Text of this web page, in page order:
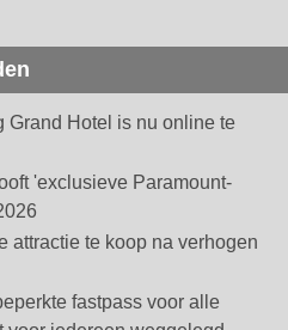
Grand Hotel is nu online te
'exclusieve Paramount-
attractie te koop na verhogen
fastpass voor alle